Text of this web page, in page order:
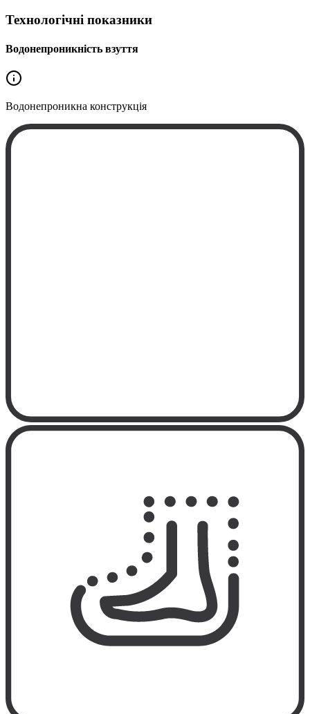
Технологічні показники
Водонепроникність взуття
Водонепроникна конструкція